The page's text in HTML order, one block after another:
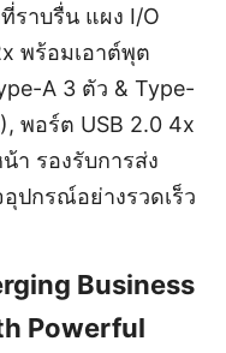
ราบรื่น แผง I/O
พร้อมเอาต์พุต
A 3 ตัว & Type-
พอร์ต USB 2.0 4x
า รองรับการส่ง
ปกรณ์อย่างรวดเร็ว
Business
Powerful